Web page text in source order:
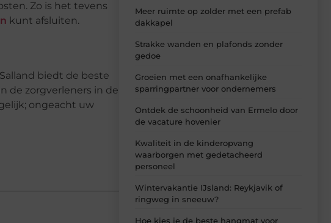
Zo is het tevens
kunt afsluiten.
biedt de beste
de zorgverleners in de
ongeacht uw
Meer ruimte op zolder met een prefab
dakkapel
Strakke wanden en plafonds zonder
gedoe
Groeien met een onafhankelijke
sparringpartner voor ondernemers
Ontdek de schoonheid van Ermelo door
de vacature hovenier
Kwaliteit in de kinderopvang
waarborgen met gedetacheerd
personeel
Wintervakantie IJsland: Reykjavik of
ringweg in sneeuw?
Hoe kies je de beste hangmat voor